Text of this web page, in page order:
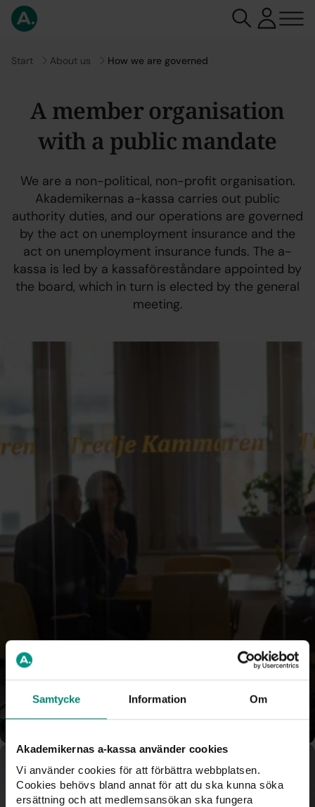
Samtycke Information Om
Akademikernas a-kassa använder cookies
Vi använder cookies för att förbättra webbplatsen.
Cookies behövs bland annat för att du ska kunna söka
ersättning och att medlemsansökan ska fungera
Go to
Start Go to
About us How we are governed
A member organisation
with a public mandate
We are a non-political, non-profit organisation.
Akademikernas a-kassa carries out public
authority duties, and our operations are governed
by the act on unemployment insurance and the
act on unemployment insurance funds. The a-
kassa is led by a kassaföreståndare appointed by
the board, which in turn is elected by the general
meeting.
Which laws govern us?
The a-kassa is not a government agency, even though
we carry out public authority duties as an important
administrative rules and regulations on public access to
information and confidentiality. In matters concerning
benefits, we apply the act on unemployment insurance,
and in matters concerning membership, the act on
Supervision of a-kassor